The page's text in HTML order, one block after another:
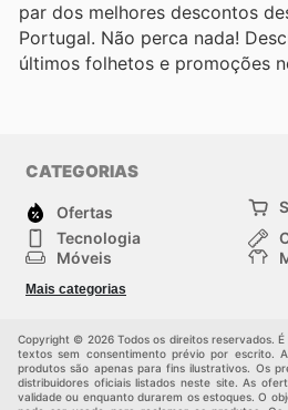
par dos melhores descontos
Portugal. Não perca nada!
últimos folhetos e promoções
CATEGORIAS
Ofertas
Tecnologia
Móveis
Crianças
Mais categorias
Copyright © 2026 Todos os direitos reservados.
textos sem consentimento prévio por escrito.
produtos são apenas para fins ilustrativos. Os
distribuidores oficiais listados neste site. As
validade ou enquanto durarem os estoques. O